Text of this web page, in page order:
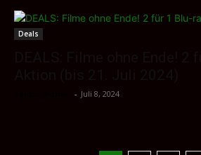
Deals
- Juli 8, 2024